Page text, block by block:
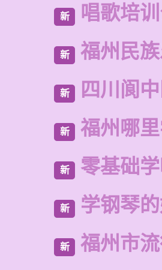
新 唱歌培
新 福州民
新 四川阆
新 福州哪
新 零基础
新 学钢琴
新 福州市